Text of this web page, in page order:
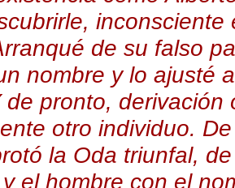
inconsciente
de su falso
nombre y lo ajusté
de pronto,
otro individuo.
la Oda triunfal,
el hombre con el